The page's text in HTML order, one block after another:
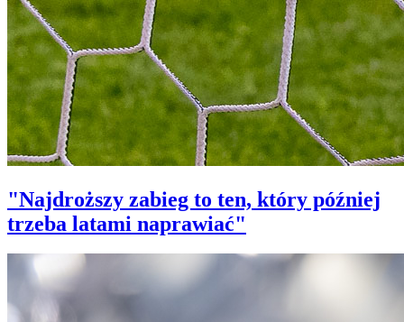
"Najdroższy zabieg to ten, który później
trzeba latami naprawiać"